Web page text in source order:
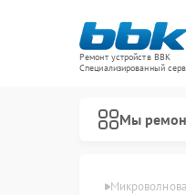
Ремонт устройств BBK
Специализированный
Мы